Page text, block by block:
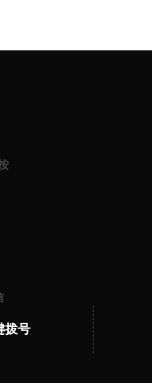
怎样进行高质量的写作？
优质的写作？
拨号